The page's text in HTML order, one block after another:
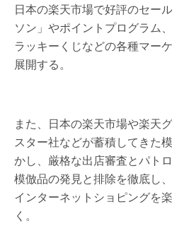
日本の楽天市場で好評のセー
ソン」やポイントプログラム
ラッキーくじなどの各種マー
展開する。
また、日本の楽天市場や楽天
スター社などが蓄積してきた
かし、厳格な出店審査とパト
模倣品の発見と排除を徹底し
インターネットショピングを
く。